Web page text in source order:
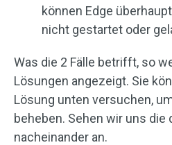
können Edge
nicht gestartet oder
Was die 2 Fälle betrifft, so
Lösungen angezeigt. Sie
Lösung unten versuchen,
beheben. Sehen wir uns
nacheinander an.